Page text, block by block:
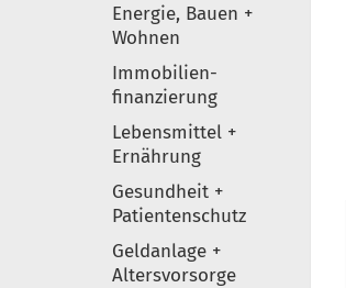
Elemente
Energie, Bauen +
Wohnen
Immobilien-
finanzierung
Lebensmittel +
Ernährung
Gesundheit +
Patientenschutz
Geldanlage +
Altersvorsorge